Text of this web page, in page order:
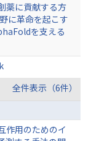
薬に貢献する方
に革命を起こす
を支える
全件表示（6件）
作用のためのイ